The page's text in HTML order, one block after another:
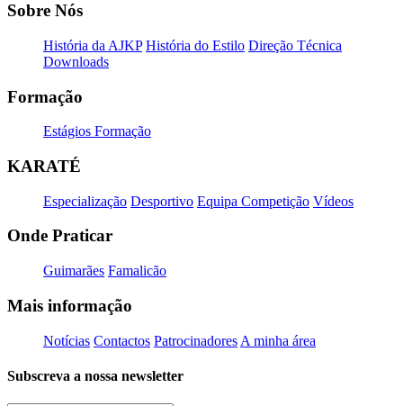
Sobre Nós
História da AJKP História do Estilo Direção Técnica
Downloads
Formação
Estágios Formação
KARATÉ
Especialização Desportivo Equipa Competição Vídeos
Onde Praticar
Guimarães Famalicão
Mais informação
Notícias Contactos Patrocinadores A minha área
Subscreva a nossa newsletter